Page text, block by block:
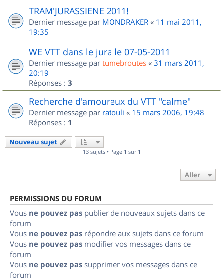
TRAM'JURASSIENE 2011!
Dernier message par MONDRAKER « 11 mai 2011,
19:35
WE VTT dans le jura le 07-05-2011
Dernier message par tumebroutes « 31 mars 2011,
20:19
Réponses : 3
Recherche d'amoureux du VTT "calme"
Dernier message par ratouli « 15 mars 2006, 19:48
Réponses : 1
Nouveau sujet
13 sujets • Page 1 sur 1
Aller
PERMISSIONS DU FORUM
Vous ne pouvez pas publier de nouveaux sujets dans ce
forum
Vous ne pouvez pas répondre aux sujets dans ce forum
Vous ne pouvez pas modifier vos messages dans ce
forum
Vous ne pouvez pas supprimer vos messages dans ce
forum